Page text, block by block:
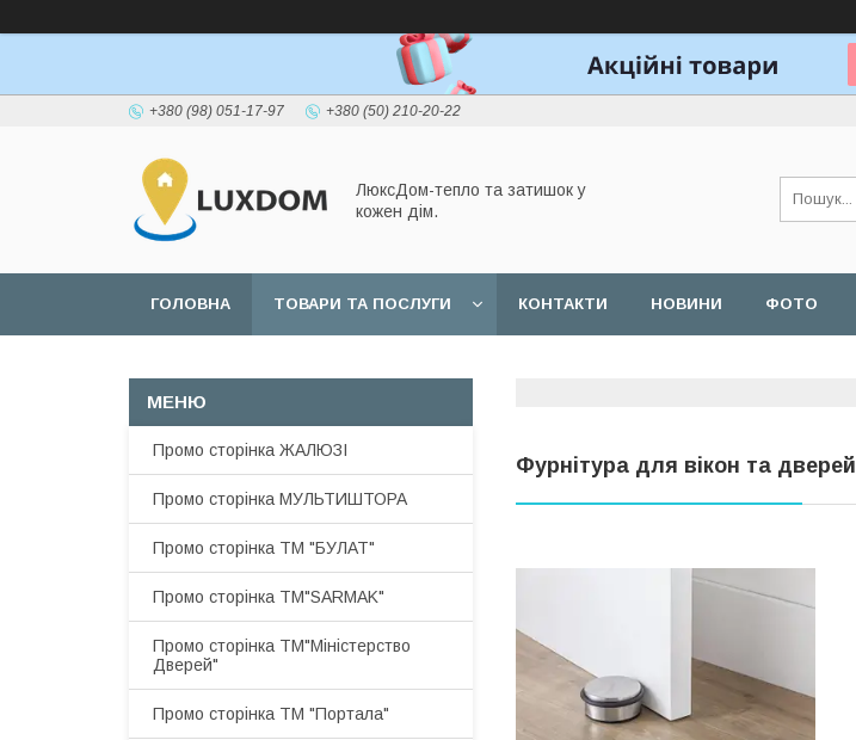
+380 (98) 051-17-97 +380 (50) 210-20-22
ЛюксДом-тепло та затишок у
кожен дім.
ГОЛОВНА ТОВАРИ ТА ПОСЛУГИ КОНТАКТИ НОВИНИ ФОТО
Фурнітура для вікон та дверей
Промо сторінка ЖАЛЮЗІ
Промо сторінка МУЛЬТИШТОРА
Промо сторінка ТМ "БУЛАТ"
Промо сторінка ТМ"SARMAK"
Промо сторінка ТМ"Міністерство
Дверей"
Промо сторінка ТМ "Портала"